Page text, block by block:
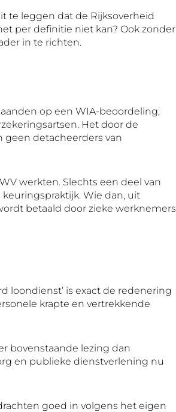
te leggen dat de Rijksoverheid
per definitie niet kan? Ook zonder
in te richten.
op een WIA-beoordeling;
Het door de
geen detacheerders van
werkten. Slechts een deel van
Wie dan, uit
betaald door zieke werknemers
loondienst’ is exact de redenering
krapte en vertrekkende
bovenstaande lezing dan
en publieke dienstverlening nu
goed in volgens het eigen